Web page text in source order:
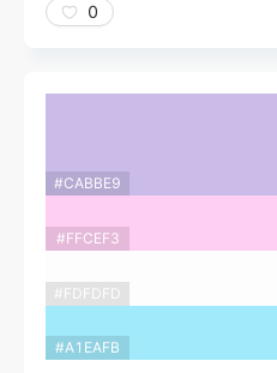
0
#CABBE9
#FFCEF3
#FDFDFD
#A1EAFB